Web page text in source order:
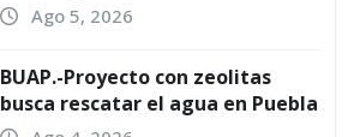
Ago 5, 2026
BUAP.-Proyecto con zeolitas
busca rescatar el agua en Puebla